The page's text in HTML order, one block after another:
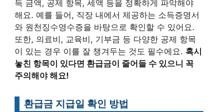
득 금액, 공제 항목, 세액 등을 정확하게 파악해야
해요. 예를 들어, 직장 내에서 제공하는 소득증명서
와 원천징수영수증을 바탕으로 확인할 수 있어요.
또한, 의료비, 교육비, 기부금 등 다양한 공제 항목
이 있는 경우 이를 잘 챙겨두는 것도 필수에요. 혹시
놓친 항목이 있다면 환급금이 줄어들 수 있으니 꼭
주의해야 해요!
환급금 지급일 확인 방법